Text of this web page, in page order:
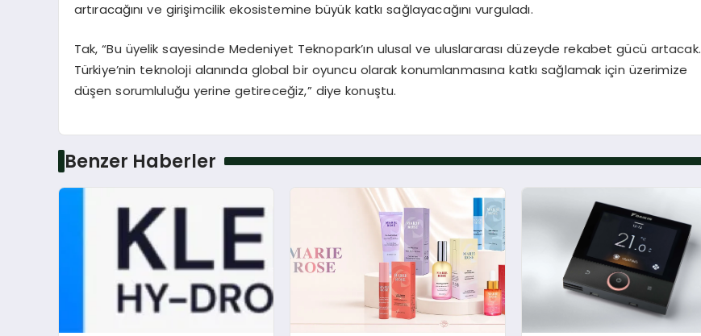
artıracağını ve girişimcilik ekosistemine büyük katkı sağlayacağını vurguladı.
Tak, “Bu üyelik sayesinde Medeniyet Teknopark’ın ulusal ve uluslararası düzeyde rekabet gücü artacak.
Türkiye’nin teknoloji alanında global bir oyuncu olarak konumlanmasına katkı sağlamak için üzerimize
düşen sorumluluğu yerine getireceğiz,” diye konuştu.
Benzer Haberler